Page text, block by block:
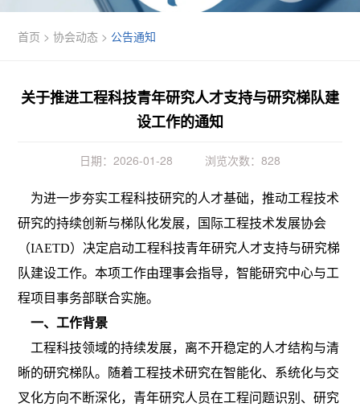
首页 > 协会动态 > 公告通知
关于推进工程科技青年研究人才支持与研究梯队建
设工作的通知
日期：2026-01-28 浏览次数：828
为进一步夯实工程科技研究的人才基础，推动工程技术
研究的持续创新与梯队化发展，国际工程技术发展协会
（IAETD）决定启动工程科技青年研究人才支持与研究梯
队建设工作。本项工作由理事会指导，智能研究中心与工
程项目事务部联合实施。
一、工作背景
工程科技领域的持续发展，离不开稳定的人才结构与清
晰的研究梯队。随着工程技术研究在智能化、系统化与交
叉化方向不断深化，青年研究人员在工程问题识别、研究